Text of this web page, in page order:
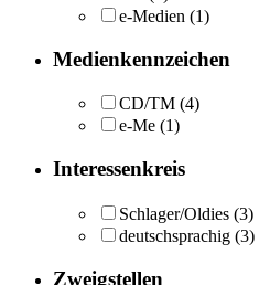
e-Medien (1)
Medienkennzeichen
CD/TM (4)
e-Me (1)
Interessenkreis
Schlager/Oldies (3)
deutschsprachig (3)
Zweigstellen